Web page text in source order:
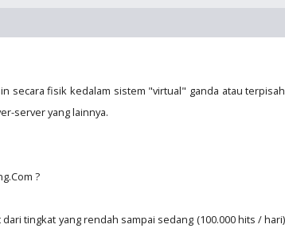
secara fisik kedalam sistem "virtual" ganda atau
server yang lainnya.
?
tingkat yang rendah sampai sedang (100.000 hits /